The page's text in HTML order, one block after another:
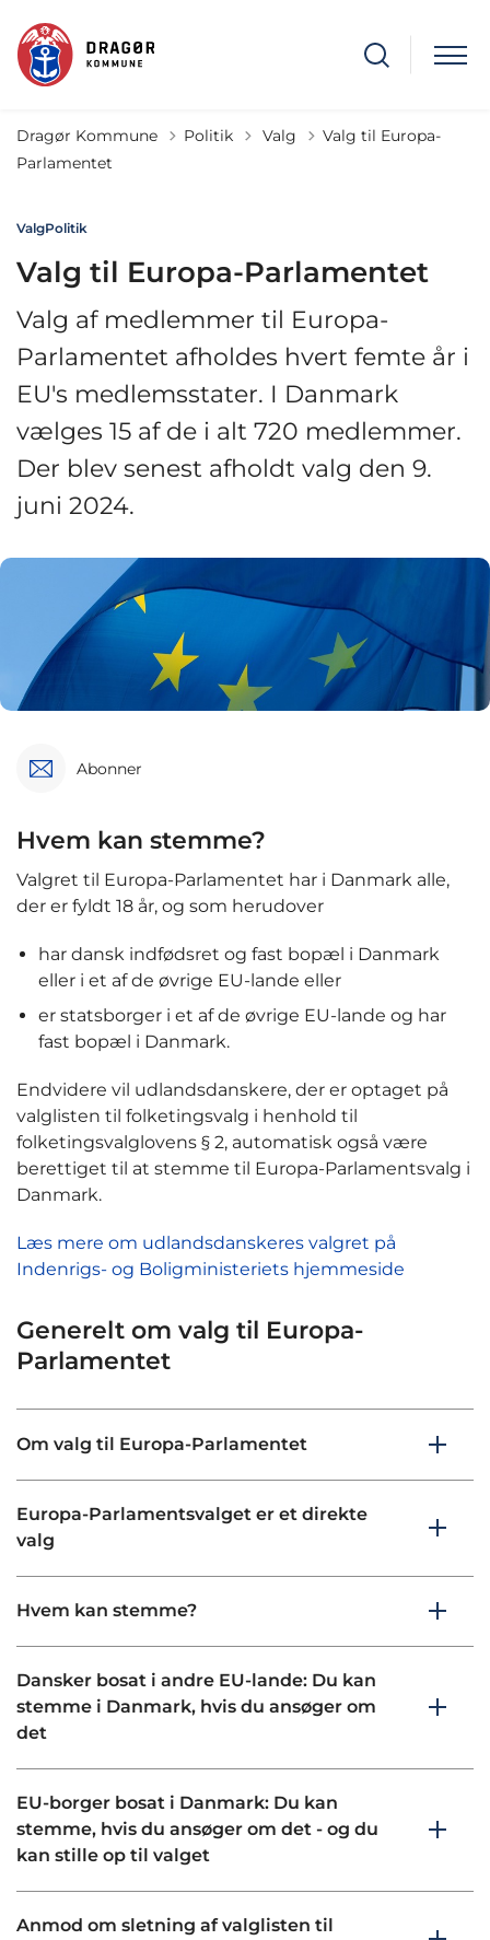
Dragør Kommune Politik Tilbage til
Valg
Valg til Europa-
Parlamentet
ValgPolitik
Valg til Europa-Parlamentet
Valg af medlemmer til Europa-
Parlamentet afholdes hvert femte år i
EU's medlemsstater. I Danmark
vælges 15 af de i alt 720 medlemmer.
Der blev senest afholdt valg den 9.
juni 2024.
Abonner
Hvem kan stemme?
Valgret til Europa-Parlamentet har i Danmark alle,
der er fyldt 18 år, og som herudover
har dansk indfødsret og fast bopæl i Danmark
eller i et af de øvrige EU-lande eller
er statsborger i et af de øvrige EU-lande og har
fast bopæl i Danmark.
Endvidere vil udlandsdanskere, der er optaget på
valglisten til folketingsvalg i henhold til
folketingsvalglovens § 2, automatisk også være
berettiget til at stemme til Europa-Parlamentsvalg i
Danmark.
Læs mere om udlandsdanskeres valgret på
Indenrigs- og Boligministeriets hjemmeside
Generelt om valg til Europa-
Parlamentet
Om valg til Europa-Parlamentet
Europa-Parlamentsvalget er et direkte
valg
Hvem kan stemme?
Dansker bosat i andre EU-lande: Du kan
stemme i Danmark, hvis du ansøger om
det
EU-borger bosat i Danmark: Du kan
stemme, hvis du ansøger om det - og du
kan stille op til valget
Anmod om sletning af valglisten til